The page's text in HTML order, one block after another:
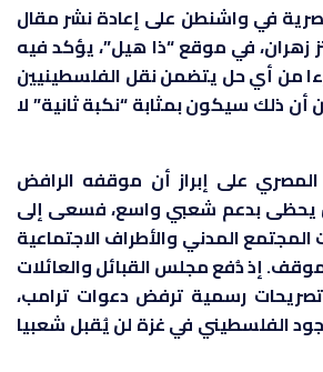
في واشنطن على إعادة نشر مقال
زهران، في موقع “ذا هيل”، يؤكد فيه
من أي حل يتضمن نقل الفلسطينيين
أن ذلك سيكون بمثابة “نكبة ثانية” لا
على إبراز أن موقفه الرافض
يحظى بدعم شعبي واسع، فسعى إلى
المدني والأطراف الاجتماعية
إذ دُفع مجلس القبائل والعائلات
تصريحات رسمية ترفض دعوات ترامب،
الفلسطيني في غزة لن يُقبل شعبيا